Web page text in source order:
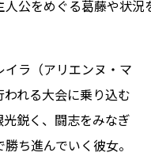
人公をめぐる葛藤や状
ラ（アリエンヌ・マ
れる大会に乗り込む
鋭く、闘志をみなぎ
ち進んでいく彼女。